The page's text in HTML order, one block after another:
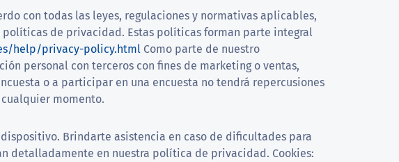
con todas las leyes, regulaciones y normativas aplicables,
de privacidad. Estas políticas forman parte integral
help/privacy-policy.html Como parte de nuestro
personal con terceros con fines de marketing o ventas,
o a participar en una encuesta no tendrá repercusiones
momento.
Brindarte asistencia en caso de dificultades para
detalladamente en nuestra política de privacidad. Cookies: